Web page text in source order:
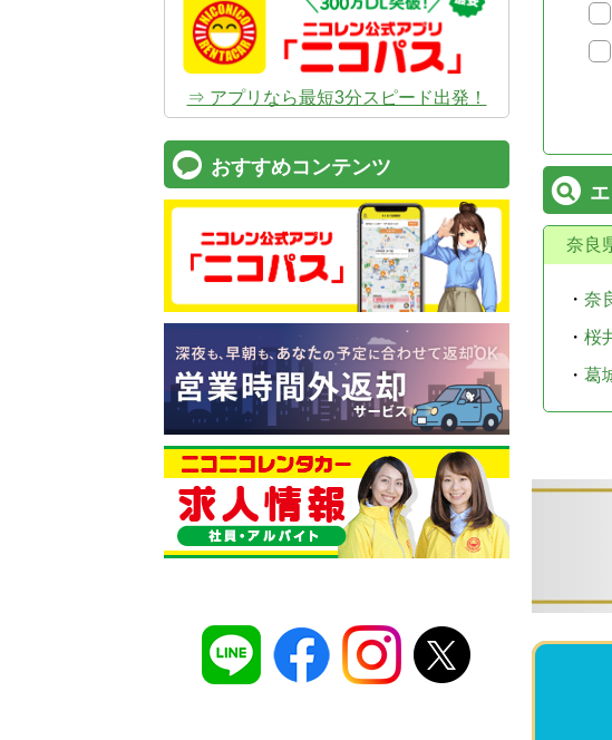
奈良
・ 奈
・ 桜
・ 葛
⇒ アプリなら最短3分スピード出発！
おすすめコンテンツ